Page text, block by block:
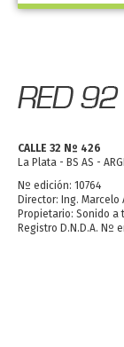
CALLE 32 Nº 426
La Plata - BS AS -
Nº edición: 10764
Director: Ing. Marcelo
Propietario: Sonido a
Registro D.N.D.A. Nº